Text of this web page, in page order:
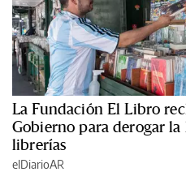
La Fundación El Libro
Gobierno para derogar la
librerías
elDiarioAR